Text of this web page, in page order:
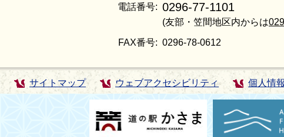
電話番号: 0296-77-1101
(友部・笠間地区内からは
FAX番号: 0296-78-0612
サイトマップ ウェブアクセシビリティ 個人情